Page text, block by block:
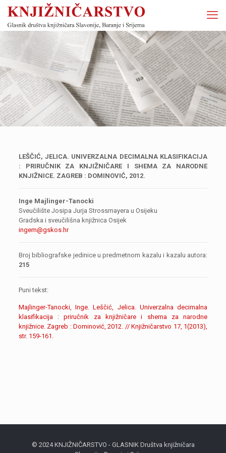
LEŠČIĆ, JELICA. UNIVERZALNA DECIMALNA KLASIFIKACIJA
: PRIRUČNIK ZA KNJIŽNIČARE I SHEMA ZA NARODNE
KNJIŽNICE. ZAGREB : DOMINOVIĆ, 2012.
Inge Majlinger-Tanocki
Sveučilište Josipa Jurja Strossmayera u Osijeku
Gradska i sveučilišna knjižnica Osijek
ingem@gskos.hr
Broj bibliografske jedinice u predmetnom kazalu i kazalu autora:
215
Puni tekst:
Majlinger-Tanocki, Inge. Leščić, Jelica. Univerzalna decimalna
klasifikacija : priručnik za knjižničare i shema za narodne
knjižnice. Zagreb : Dominović, 2012. // Knjižničarstvo 17, 1(2013),
str. 159-161.
© 2024 KNJIŽNIČARSTVO - GLASNIK Društva knjižničara